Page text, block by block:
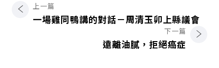
上一篇
一場雞同鴨講的對話－周清玉卯上縣議會
下一篇
遠離油膩，拒絕癌症